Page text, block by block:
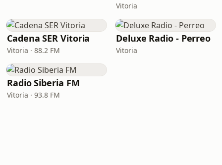
Vitoria
Cadena SER Vitoria
Vitoria · 88.2 FM
Deluxe Radio - Perreo
Vitoria
Radio Siberia FM
Vitoria · 93.8 FM